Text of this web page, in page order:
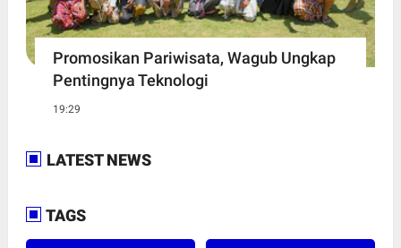
Promosikan Pariwisata, Wagub Ungkap
Pentingnya Teknologi
19:29
LATEST NEWS
TAGS